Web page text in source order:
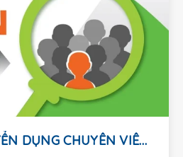
THÔNG BÁO TUYỂN DỤNG CHUYÊN VIÊN TRẮC ĐẠC